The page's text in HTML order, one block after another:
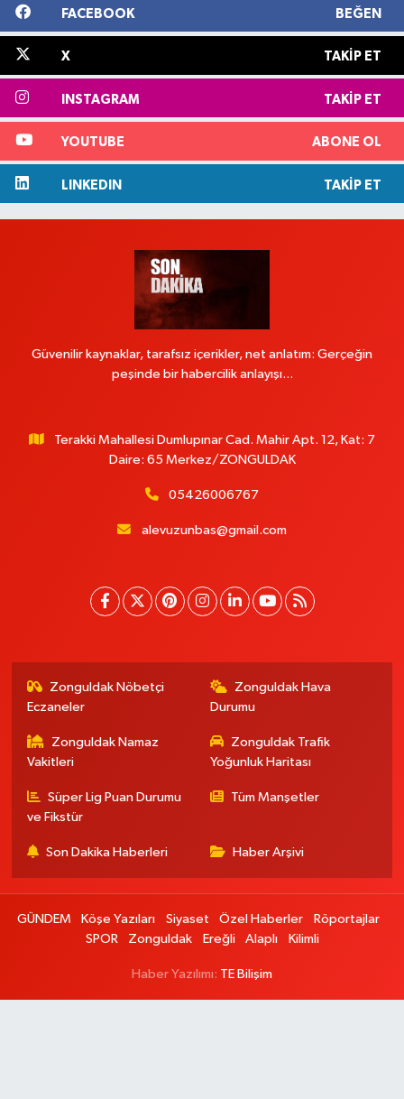
FACEBOOK BEĞEN
X TAKIP ET
INSTAGRAM TAKIP ET
YOUTUBE ABONE OL
LINKEDIN TAKIP ET
Güvenilir kaynaklar, tarafsız içerikler, net anlatım: Gerçeğin
peşinde bir habercilik anlayışı...
Terakki Mahallesi Dumlupınar Cad. Mahir Apt. 12, Kat: 7
Daire: 65 Merkez/ZONGULDAK
05426006767
alevuzunbas@gmail.com
Zonguldak Nöbetçi
Eczaneler
Zonguldak Hava
Durumu
Zonguldak Namaz
Vakitleri
Zonguldak Trafik
Yoğunluk Haritası
Süper Lig Puan Durumu
ve Fikstür
Tüm Manşetler
Son Dakika Haberleri Haber Arşivi
GÜNDEM Köşe Yazıları Siyaset Özel Haberler
Röportajlar
SPOR
Zonguldak Ereğli Alaplı Kilimli
Haber Yazılımı: TE Bilişim